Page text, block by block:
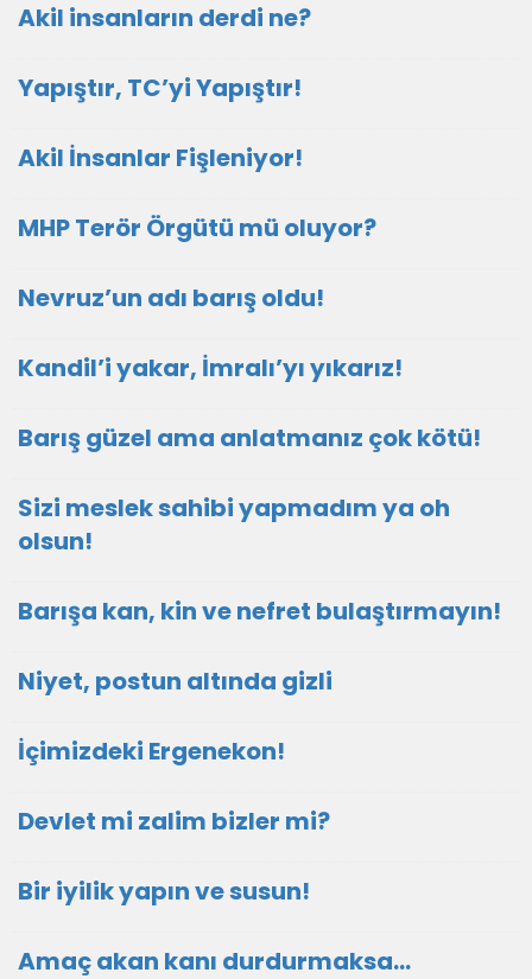
Akil insanların derdi ne?
Yapıştır, TC’yi Yapıştır!
Akil İnsanlar Fişleniyor!
MHP Terör Örgütü mü oluyor?
Nevruz’un adı barış oldu!
Kandil’i yakar, İmralı’yı yıkarız!
Barış güzel ama anlatmanız çok kötü!
Sizi meslek sahibi yapmadım ya oh
olsun!
Barışa kan, kin ve nefret bulaştırmayın!
Niyet, postun altında gizli
İçimizdeki Ergenekon!
Devlet mi zalim bizler mi?
Bir iyilik yapın ve susun!
Amaç akan kanı durdurmaksa…